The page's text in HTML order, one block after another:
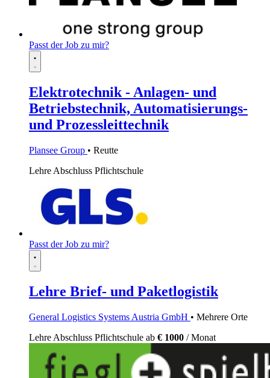
Passt der Job zu mir?
Elektrotechnik - Anlagen- und
Betriebstechnik, Automatisierungs-
und Prozessleittechnik
Plansee Group • Reutte
Lehre Abschluss Pflichtschule
Passt der Job zu mir?
Lehre Brief- und Paketlogistik
General Logistics Systems Austria GmbH • Mehrere Orte
Lehre Abschluss Pflichtschule ab € 1000 / Monat